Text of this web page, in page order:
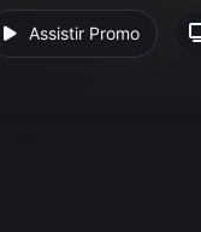
Assistir Promo